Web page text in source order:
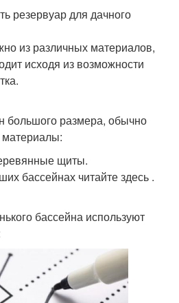
резервуар для дачного
из различных материалов,
исходя из возможности
большого размера, обычно
щиты.
бассейнах читайте здесь .
бассейна используют